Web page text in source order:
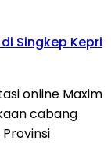
Singkep Kepri
online Maxim
cabang